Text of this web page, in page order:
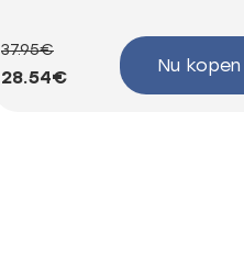
37.95€
28.54€
Nu kopen